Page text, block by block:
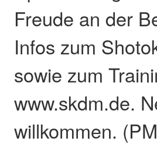
Freude an der
Infos zum
sowie zum
www.skdm.de.
willkommen.